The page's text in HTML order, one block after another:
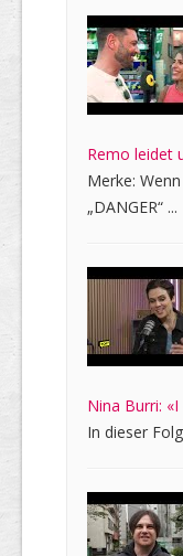
Remo leidet
Merke:
„DANGER“ ...
Nina Burri:
In dieser